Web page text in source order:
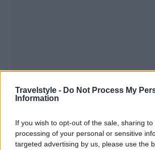
Travelstyle - Do Not Process My
Information
If you wish to opt-out of the sale, sharing
processing of your personal or sensitive
targeted advertising by us, please use the